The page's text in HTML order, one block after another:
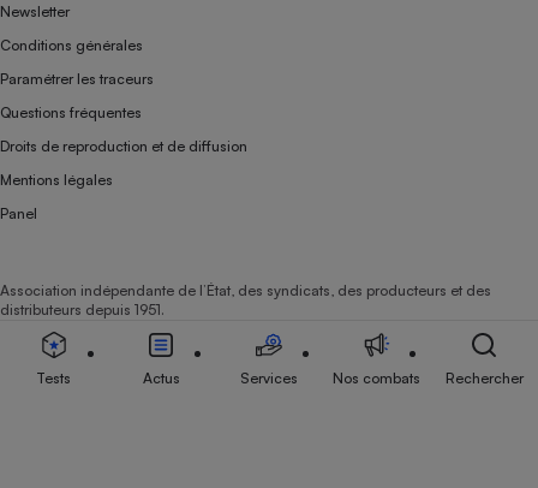
Newsletter
Conditions générales
Paramétrer les traceurs
Questions fréquentes
Droits de reproduction et de diffusion
Mentions légales
Panel
Association indépendante de l’État, des syndicats, des producteurs et des
distributeurs depuis 1951.
Tests Actus Services Nos combats Rechercher